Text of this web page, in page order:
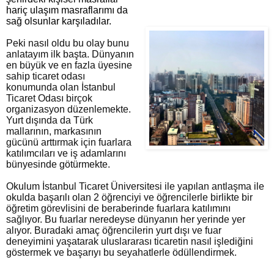
hariç ulaşım masraflarımı da
sağ olsunlar karşıladılar.
Peki nasıl oldu bu olay bunu
anlatayım ilk başta. Dünyanın
en büyük ve en fazla üyesine
sahip ticaret odası
konumunda olan İstanbul
Ticaret Odası birçok
organizasyon düzenlemekte.
Yurt dışında da Türk
mallarının, markasının
gücünü arttırmak için fuarlara
katılımcıları ve iş adamlarını
bünyesinde götürmekte.
Okulum İstanbul Ticaret Üniversitesi ile yapılan antlaşma ile
okulda başarılı olan 2 öğrenciyi ve öğrencilerle birlikte bir
öğretim görevlisini de beraberinde fuarlara katılımını
sağlıyor. Bu fuarlar neredeyse dünyanın her yerinde yer
alıyor. Buradaki amaç öğrencilerin yurt dışı ve fuar
deneyimini yaşatarak uluslararası ticaretin nasıl işlediğini
göstermek ve başarıyı bu seyahatlerle ödüllendirmek.